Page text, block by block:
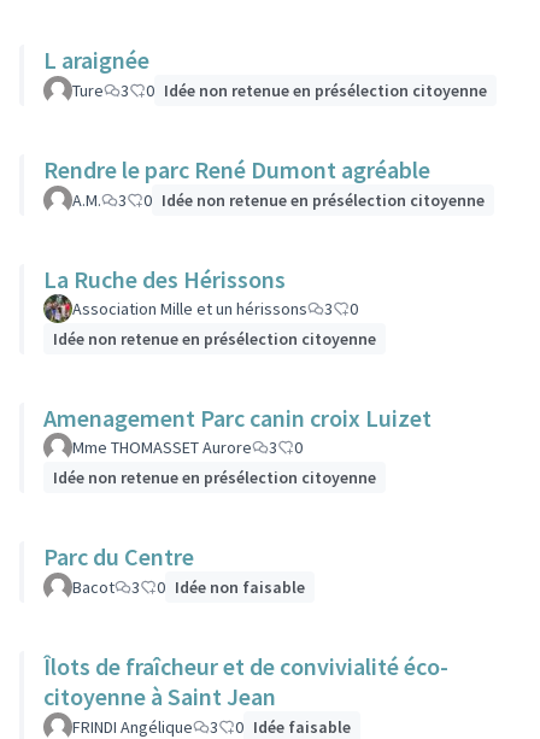
L araignée
Ture 3 0 Idée non retenue en présélection citoyenne
Rendre le parc René Dumont agréable
A.M. 3 0 Idée non retenue en présélection citoyenne
La Ruche des Hérissons
Association Mille et un hérissons 3
0
Idée non retenue en présélection citoyenne
Amenagement Parc canin croix Luizet
Mme THOMASSET Aurore 3
0
Idée non retenue en présélection citoyenne
Parc du Centre
Bacot 3 0 Idée non faisable
Îlots de fraîcheur et de convivialité éco-
citoyenne à Saint Jean
FRINDI Angélique 3 0 Idée faisable